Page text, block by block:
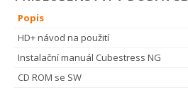
Popis
HD+ návod na použití
Instalační manuál Cubestress NG
CD ROM se SW